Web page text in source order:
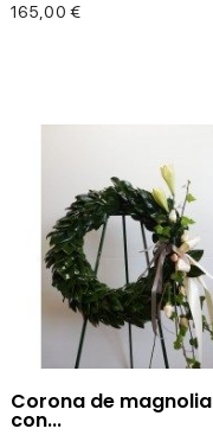
Precio
165,00 €
Corona de magnolia
con...